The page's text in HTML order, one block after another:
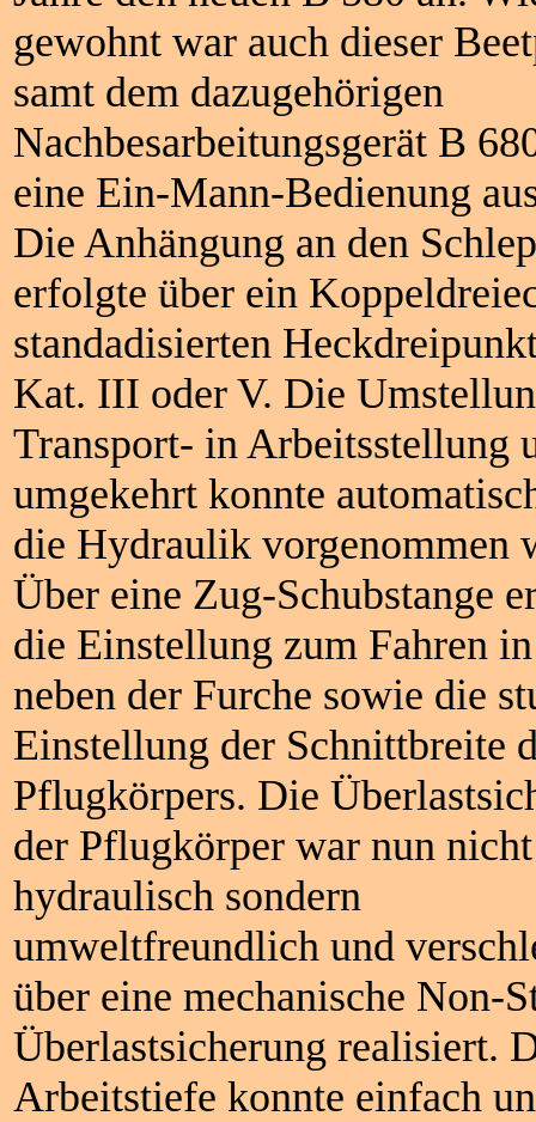
gewohnt war auch dieser
samt dem dazugehörigen
Nachbesarbeitungsgerät B
eine Ein-Mann-Bedienung
Die Anhängung an den
erfolgte über ein
standadisierten
Kat. III oder V. Die
Transport- in Arbeitsstellung
umgekehrt konnte
die Hydraulik vorgenommen
Über eine Zug-Schubstange
die Einstellung zum Fahren
neben der Furche sowie die
Einstellung der Schnittbreite
Pflugkörpers. Die
der Pflugkörper war nun
hydraulisch sondern
umweltfreundlich und
über eine mechanische Non-
Überlastsicherung realisiert.
Arbeitstiefe konnte einfach